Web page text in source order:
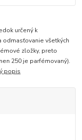
určený k
odmasťovanie všetkých
zložky, preto
250 je parfémovaný).
popis